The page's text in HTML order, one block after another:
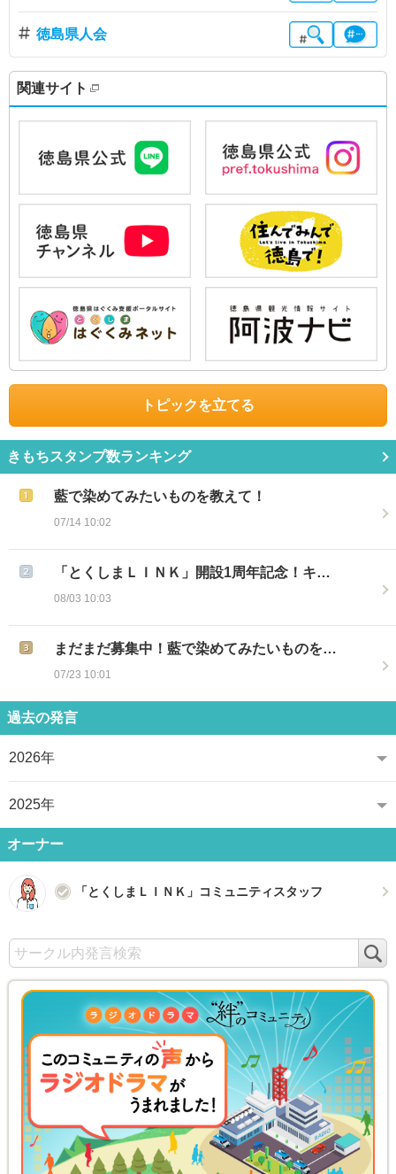
徳島県人会
関連サイト
トピックを立てる
きもちスタンプ数ランキング
藍で染めてみたいものを教えて！
07/14 10:02
「とくしまＬＩＮＫ」開設1周年記念！キ…
08/03 10:03
まだまだ募集中！藍で染めてみたいものを…
07/23 10:01
過去の発言
2026年
2025年
オーナー
「とくしまＬＩＮＫ」コミュニティスタッフ